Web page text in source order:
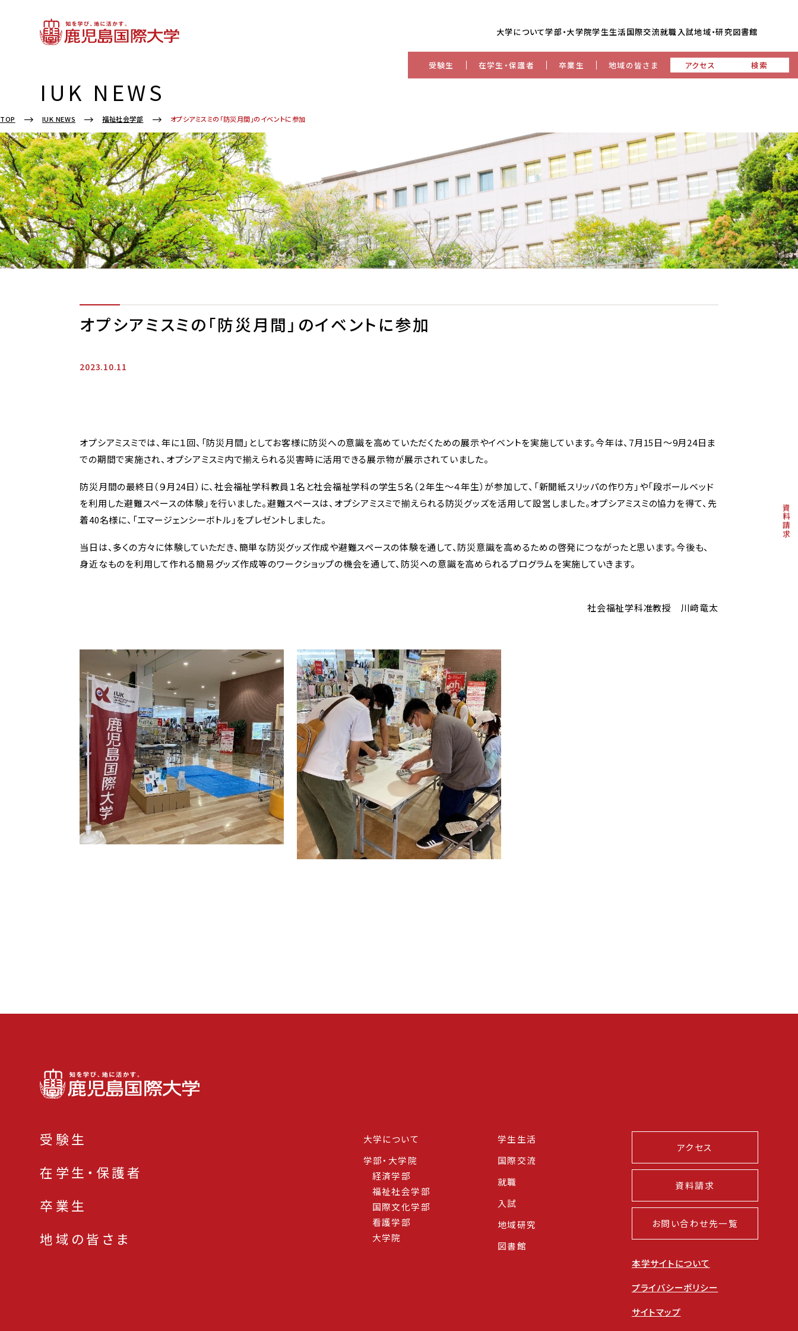
大学について学部・大学院学生生活国際交流就職入試地域・研究図書館
受験生 在学生・保護者 卒業生 地域の皆さま アクセス 検索
資料請求
IUK NEWS
TOP IUK NEWS 福祉社会学部 オプシアミスミの「防災月間」のイベントに参加
オプシアミスミの「防災月間」のイベントに参加
2023.10.11
オプシアミスミでは、年に１回、「防災月間」としてお客様に防災への意識を高めていただくための展示やイベントを実施しています。今年は、7月15日～9月24日ま
での期間で実施され、オプシアミスミ内で揃えられる災害時に活用できる展示物が展示されていました。
防災月間の最終日（９月24日）に、社会福祉学科教員１名と社会福祉学科の学生５名（２年生～４年生）が参加して、「新聞紙スリッパの作り方」や「段ボールベッド
を利用した避難スペースの体験」を行いました。避難スペースは、オプシアミスミで揃えられる防災グッズを活用して設営しました。オプシアミスミの協力を得て、先
着40名様に、「エマージェンシーボトル」をプレゼントしました。
当日は、多くの方々に体験していただき、簡単な防災グッズ作成や避難スペースの体験を通して、防災意識を高めるための啓発につながったと思います。今後も、
身近なものを利用して作れる簡易グッズ作成等のワークショップの機会を通して、防災への意識を高められるプログラムを実施していきます。
社会福祉学科准教授 川﨑竜太
受験生
在学生・保護者
卒業生
地域の皆さま
大学について
学部・大学院
経済学部
福祉社会学部
国際文化学部
看護学部
大学院
学生生活
国際交流
就職
入試
地域研究
図書館
アクセス
資料請求
お問い合わせ先一覧
本学サイトについて
プライバシーポリシー
サイトマップ